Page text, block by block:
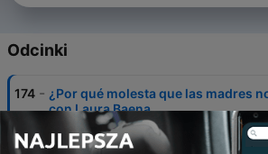
Odcinki
174 - ¿Por qué molesta que las madres
con Laura Baena
05 lip 2026